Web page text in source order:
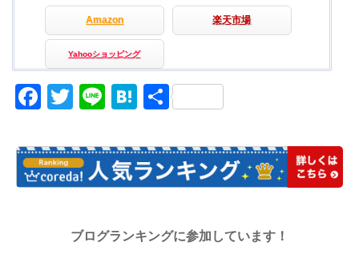
Amazon 楽天市場
Yahooショッピング
Facebook
Twitter
LineHatena
共
ブログランキングに参加しています！